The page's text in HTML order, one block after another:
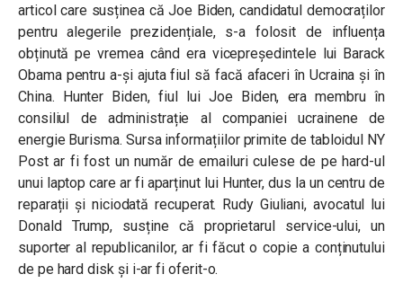
articol care susținea că Joe Biden, candidatul democraților
pentru alegerile prezidențiale, s-a folosit de influența
obținută pe vremea când era vicepreședintele lui Barack
Obama pentru a-și ajuta fiul să facă afaceri în Ucraina și în
China. Hunter Biden, fiul lui Joe Biden, era membru în
consiliul de administrație al companiei ucrainene de
energie Burisma. Sursa informațiilor primite de tabloidul NY
Post ar fi fost un număr de emailuri culese de pe hard-ul
unui laptopcare ar fi aparținut lui Hunter, dus la un centru de
reparații și niciodată recuperat. Rudy Giuliani, avocatul lui
Donald Trump, susține că proprietarul service-ului, un
suporter al republicanilor, ar fi făcut o copie a conținutului
de pe hard disk și i-ar fi oferit-o.